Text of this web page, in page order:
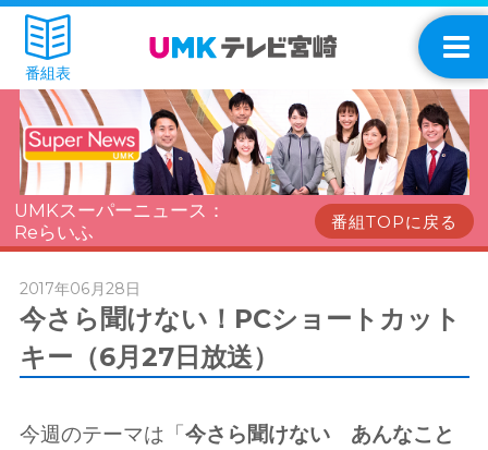
番組表
UMKスーパーニュース：
Reらいふ
番組TOPに戻る
2017年06月28日
今さら聞けない！PCショートカット
キー（6月27日放送）
今週のテーマは「今さら聞けない あんなこと